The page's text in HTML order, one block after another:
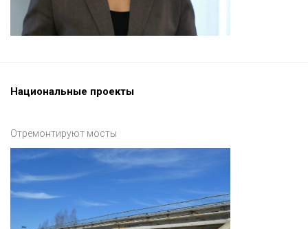
Национальные проекты
Отремонтируют мосты